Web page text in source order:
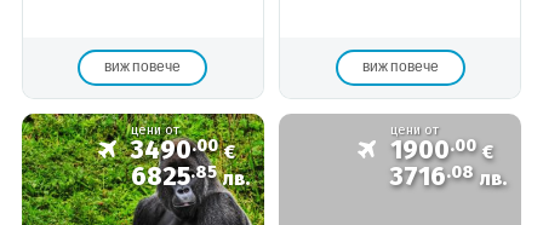
виж повече виж повече
цени от
3490.00 €
6825.85 лв.
цени от
1900.00 €
3716.08 лв.